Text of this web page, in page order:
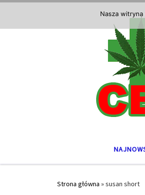
Strona główna »susan short
Nasza